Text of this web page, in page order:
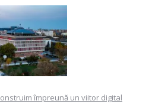
împreună un viitor digital